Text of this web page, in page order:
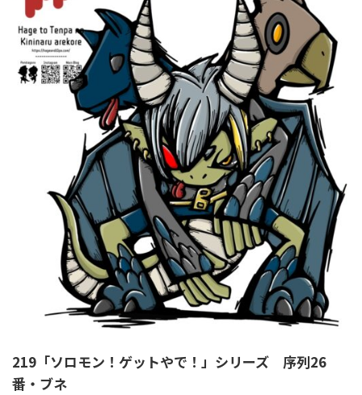
219「ソロモン！ゲットやで！」シリーズ 序列26
番・ブネ